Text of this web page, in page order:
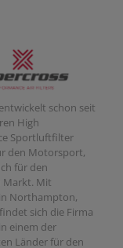
schon seit
High
Sportluftfilter
den Motorsport,
für den
Markt. Mit
Northampton,
sich die Firma
einem der
Länder für den